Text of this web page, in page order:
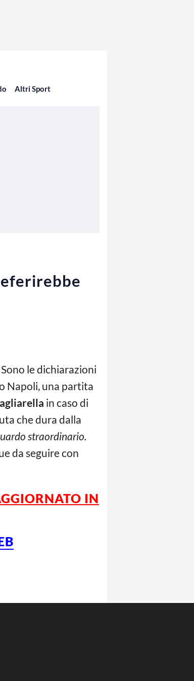
Altri Sport
Sono le dichiarazioni
Napoli, una partita
liarella in caso di
che dura dalla
straordinario.
da seguire con
IN